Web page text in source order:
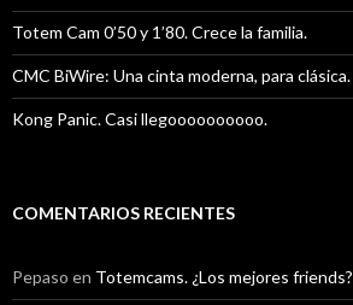
Totem Cam 0’50 y 1’80. Crece la familia.
CMC BiWire: Una cinta moderna, para clásica.
Kong Panic. Casi llegoooooooooo.
COMENTARIOS RECIENTES
Pepaso en Totemcams. ¿Los mejores friends?